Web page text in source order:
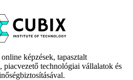
képzések, tapasztalt
piacvezető technológiai vállalatok és